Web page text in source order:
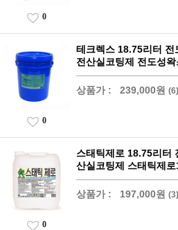
0
테크렉스 18.75리터 전
전산실코팅제 전도성왁
상품가 : 239,000원 (6)
0
스태틱제로 18.75리터
산실코팅제 스태틱제로
상품가 : 197,000원 (3)
0